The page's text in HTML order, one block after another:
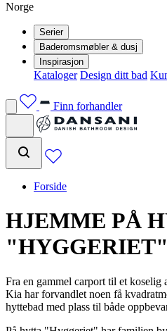
Norge
Serier
Baderomsmøbler & dusj
Inspirasjon
Kataloger Design ditt bad
Finn forhandler
Forside
HJEMME PÅ
"HYGGERIET"
Fra en gammel carport til et koselig
Kia har forvandlet noen få
hyttebad med plass til både